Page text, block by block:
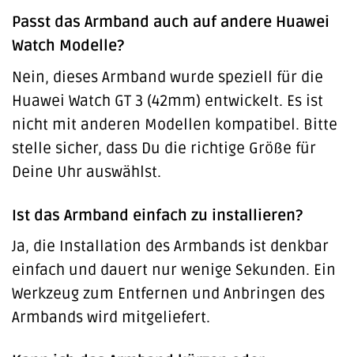
Passt das Armband auch auf andere Huawei
Watch Modelle?
Nein, dieses Armband wurde speziell für die
Huawei Watch GT 3 (42mm) entwickelt. Es ist
nicht mit anderen Modellen kompatibel. Bitte
stelle sicher, dass Du die richtige Größe für
Deine Uhr auswählst.
Ist das Armband einfach zu installieren?
Ja, die Installation des Armbands ist denkbar
einfach und dauert nur wenige Sekunden. Ein
Werkzeug zum Entfernen und Anbringen des
Armbands wird mitgeliefert.